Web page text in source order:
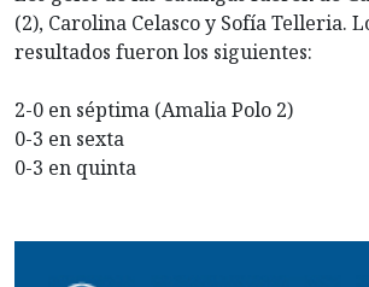
(2), Carolina Celasco y Sofía Telleria.
resultados fueron los siguientes:
2-0 en séptima (Amalia Polo 2)
0-3 en sexta
0-3 en quinta